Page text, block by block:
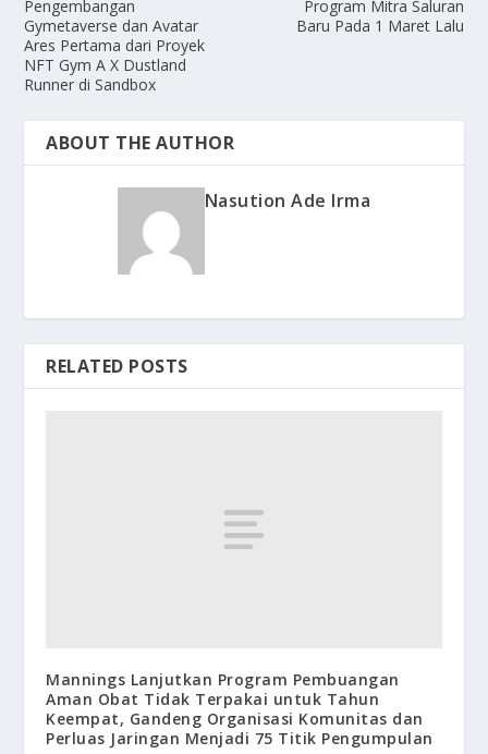
Pengembangan
Gymetaverse dan Avatar
Ares Pertama dari Proyek
NFT Gym A X Dustland
Runner di Sandbox
Program Mitra Saluran
Baru Pada 1 Maret Lalu
ABOUT THE AUTHOR
Nasution Ade Irma
RELATED POSTS
Mannings Lanjutkan Program Pembuangan
Aman Obat Tidak Terpakai untuk Tahun
Keempat, Gandeng Organisasi Komunitas dan
Perluas Jaringan Menjadi 75 Titik Pengumpulan